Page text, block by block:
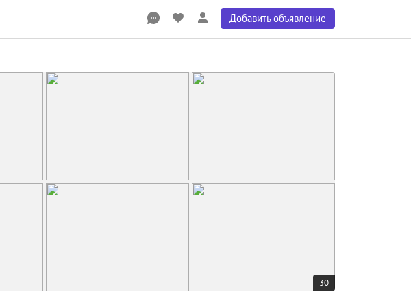
Добавить объявление
30